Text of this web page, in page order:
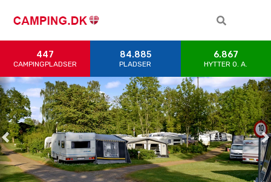
447
CAMPINGPLADSER
84.885
PLADSER
6.867
HYTTER 0. A.
Previous
Previous